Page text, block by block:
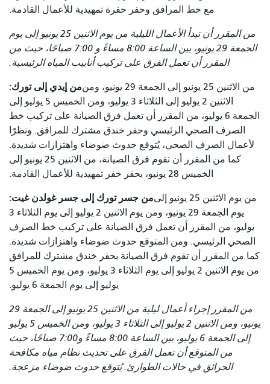
مع خط المرافق وحفر حفرة تمهيدية للأعمال القادمة.
من المقرر أن تبدأ الأعمال الليلية من يوم الاثنين 25 يونيو إلى يوم
الجمعة 29 يونيو، بين الساعة 8:00 مساءً و 7:00 صباحًا، حيث من
المقرر أن تعمل الفرق على تركيب أنابيب المياه الرئيسية.
من إيدي إلى تورك:من الاثنين 25 يونيو إلى الجمعة 29 يونيو، ومن
الاثنين 2 يوليو إلى الثلاثاء 3 يوليو، ومن الخميس 5 يوليو إلى
الجمعة 6 يوليو، من المقرر أن تعمل فرق الصيانة على تركيب خط
الصرف الصحي الرئيسي وحفر خندق مشترك للمرافق. ونظرًا
لأعمال الصرف الصحي، يُتوقع حدوث ضوضاء واهتزازات شديدة.
كما من المقرر أن تقوم فرق الصيانة، من الاثنين 25 يونيو إلى
الخميس 28 يونيو، بحفر حفر تمهيدية للأعمال القادمة.
من جسر تورك إلى جسر غولدن غيت:من يوم الاثنين 25 يونيو إلى
يوم الجمعة 29 يونيو، ومن يوم الاثنين 2 يوليو إلى يوم الثلاثاء 3
يوليو، من المقرر أن تعمل فرق الصيانة على تركيب خط الصرف
الصحي الرئيسي. ومن المتوقع حدوث ضوضاء واهتزازات شديدة.
كما من المقرر أن تقوم فرق الصيانة بحفر خندق مشترك للمرافق
من يوم الاثنين 2 يوليو إلى يوم الثلاثاء 3 يوليو، ومن يوم الخميس 5
يوليو إلى يوم الجمعة 6 يوليو.
من المقرر إجراء أعمال ليلية من الاثنين 25 يونيو إلى الجمعة 29
يونيو، ومن الاثنين 2 يوليو إلى الثلاثاء 3 يوليو، ومن الخميس 5 يوليو
إلى الجمعة 6 يوليو، بين الساعة 8:00 مساءً و7:00 صباحًا، حيث
من المتوقع أن تعمل الفرق على تحديث نظام مياه مكافحة
الحرائق في حالات الطوارئ. يُتوقع حدوث ضوضاء مزعجة.